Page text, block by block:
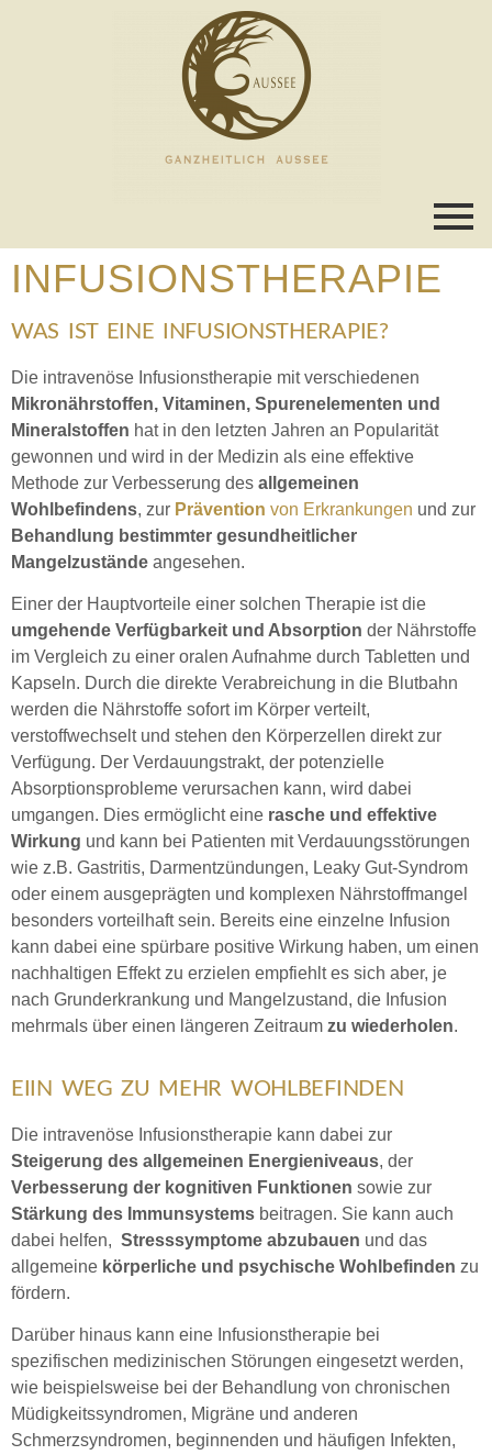
INFUSIONSTHERAPIE
WAS IST EINE INFUSIONSTHERAPIE?
Die intravenöse Infusionstherapie mit verschiedenen
Mikronährstoffen, Vitaminen, Spurenelementen und
Mineralstoffen hat in den letzten Jahren an Popularität
gewonnen und wird in der Medizin als eine effektive
Methode zur Verbesserung des allgemeinen
Wohlbefindens, zur Prävention von Erkrankungen und zur
Behandlung bestimmter gesundheitlicher
Mangelzustände angesehen.
Einer der Hauptvorteile einer solchen Therapie ist die
umgehende Verfügbarkeit und Absorption der Nährstoffe
im Vergleich zu einer oralen Aufnahme durch Tabletten und
Kapseln. Durch die direkte Verabreichung in die Blutbahn
werden die Nährstoffe sofort im Körper verteilt,
verstoffwechselt und stehen den Körperzellen direkt zur
Verfügung. Der Verdauungstrakt, der potenzielle
Absorptionsprobleme verursachen kann, wird dabei
umgangen. Dies ermöglicht eine rasche und effektive
Wirkung und kann bei Patienten mit Verdauungsstörungen
wie z.B. Gastritis, Darmentzündungen, Leaky Gut-Syndrom
oder einem ausgeprägten und komplexen Nährstoffmangel
besonders vorteilhaft sein. Bereits eine einzelne Infusion
kann dabei eine spürbare positive Wirkung haben, um einen
nachhaltigen Effekt zu erzielen empfiehlt es sich aber, je
nach Grunderkrankung und Mangelzustand, die Infusion
mehrmals über einen längeren Zeitraum zu wiederholen.
EIIN WEG ZU MEHR WOHLBEFINDEN
Die intravenöse Infusionstherapie kann dabei zur
Steigerung des allgemeinen Energieniveaus, der
Verbesserung der kognitiven Funktionen sowie zur
Stärkung des Immunsystems beitragen. Sie kann auch
dabei helfen, Stresssymptome abzubauen und das
allgemeine körperliche und psychische Wohlbefinden zu
fördern.
Darüber hinaus kann eine Infusionstherapie bei
spezifischen medizinischen Störungen eingesetzt werden,
wie beispielsweise bei der Behandlung von chronischen
Müdigkeitssyndromen, Migräne und anderen
Schmerzsyndromen, beginnenden und häufigen Infekten,